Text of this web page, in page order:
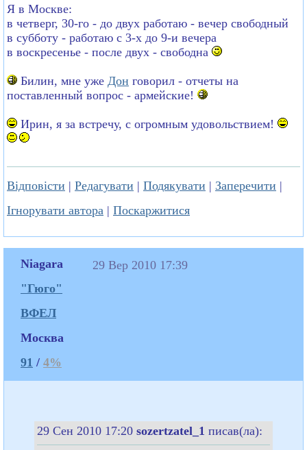
Я в Москве:
в четверг, 30-го - до двух работаю - вечер свободный
в субботу - работаю с 3-х до 9-и вечера
в воскресенье - после двух - свободна
Билин, мне уже Дон говорил - отчеты на
поставленный вопрос - армейские!
Ирин, я за встречу, с огромным удовольствием!
Відповісти | Редагувати | Подякувати | Заперечити |
Ігнорувати автора | Поскаржитися
Niagara
"Гюго"
ВФЕЛ
Москва
91 / 4%
29 Вер 2010 17:39
29 Сен 2010 17:20 sozertzatel_1 писав(ла):